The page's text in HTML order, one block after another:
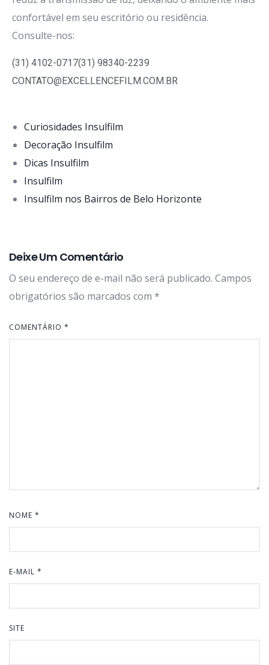
confortável em seu escritório ou residência.
Consulte-nos:
(31) 4102-0717(31) 98340-2239
CONTATO@EXCELLENCEFILM.COM.BR
Curiosidades Insulfilm
Decoração Insulfilm
Dicas Insulfilm
Insulfilm
Insulfilm nos Bairros de Belo Horizonte
Deixe Um Comentário
O seu endereço de e-mail não será publicado. Campos
obrigatórios são marcados com *
COMENTÁRIO *
NOME *
E-MAIL *
SITE